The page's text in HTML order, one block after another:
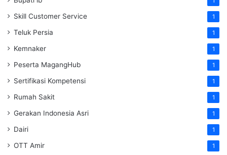
Skill Customer Service 1
Teluk Persia 1
Kemnaker 1
Peserta MagangHub 1
Sertifikasi Kompetensi 1
Rumah Sakit 1
Gerakan Indonesia Asri 1
Dairi 1
OTT Amir 1